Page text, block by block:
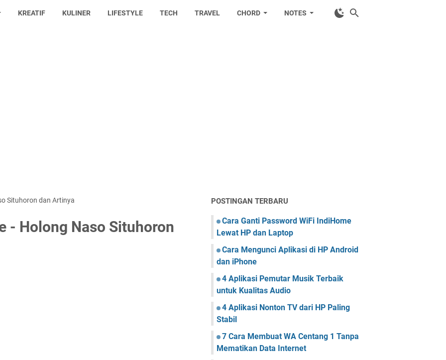
KREATIF KULINER LIFESTYLE TECH TRAVEL CHORD NOTES
Situhoron dan Artinya
- Holong Naso Situhoron
POSTINGAN TERBARU
Cara Ganti Password WiFi IndiHome
Lewat HP dan Laptop
Cara Mengunci Aplikasi di HP Android
dan iPhone
4 Aplikasi Pemutar Musik Terbaik
untuk Kualitas Audio
4 Aplikasi Nonton TV dari HP Paling
Stabil
7 Cara Membuat WA Centang 1 Tanpa
Mematikan Data Internet